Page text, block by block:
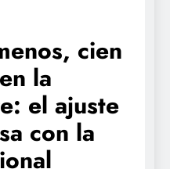
cien
la
el ajuste
con la